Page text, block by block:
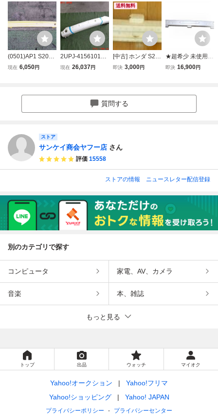
(0501)AP1 S2000
フロントバンパー
現在 6,050円
2UPJ-41561014]
S2000(AP2)フロ
現在 26,037円
送料無料
[中古] ホンダ S20
00 AP1 純正 フロ
即決 3,000円
★超希少 未使用
純正 ホンダ フロ
即決 16,900円
質問する
ストア
サンケイ商会ヤフー店 さん
評価 15558
ストアの情報 ニュースレター配信登録
別のカテゴリで探す
コンピュータ 家電、AV、カメラ
音楽 本、雑誌
もっと見る
トップ 出品 ウォッチ マイオク
Yahoo!オークション
Yahoo!フリマ
Yahoo!ショッピング
Yahoo! JAPAN
プライバシーポリシー プライバシーセンター